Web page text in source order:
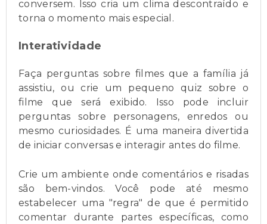
conversem. Isso cria um clima descontraído e
torna o momento mais especial.
Interatividade
Faça perguntas sobre filmes que a família já
assistiu, ou crie um pequeno quiz sobre o
filme que será exibido. Isso pode incluir
perguntas sobre personagens, enredos ou
mesmo curiosidades. É uma maneira divertida
de iniciar conversas e interagir antes do filme.
Crie um ambiente onde comentários e risadas
são bem-vindos. Você pode até mesmo
estabelecer uma "regra" de que é permitido
comentar durante partes específicas, como